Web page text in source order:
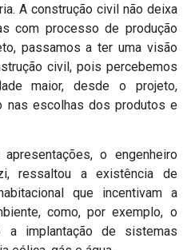
A construção civil não deixa
com processo de produção
passamos a ter uma visão
civil, pois percebemos
maior, desde o projeto,
nas escolhas dos produtos e
o engenheiro
ressaltou a existência de
que incentivam a
como, por exemplo, o
a implantação de sistemas